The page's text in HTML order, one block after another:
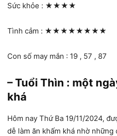
Sức khỏe : ★★★★
Tình cảm : ★★★★★★★★
Con số may mắn : 19 , 57 , 87
– Tuổi Thìn : một
khá
Hôm nay Thứ Ba 19/11/2024,
dễ làm ăn khấm khá nhờ